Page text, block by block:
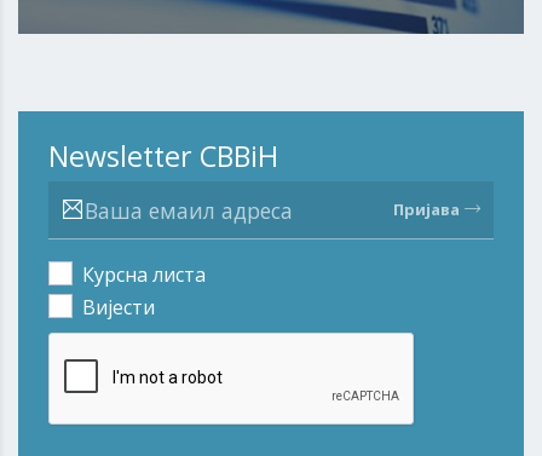
Newsletter CBBiH
Пријава
Курсна листа
Вијести